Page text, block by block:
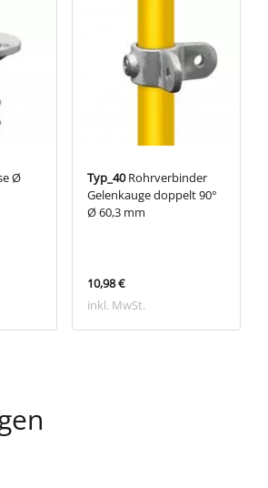
Ø
Typ_40Rohrverbinder
Gelenkauge doppelt 90°
Ø 60,3 mm
10,98 €
inkl. MwSt.